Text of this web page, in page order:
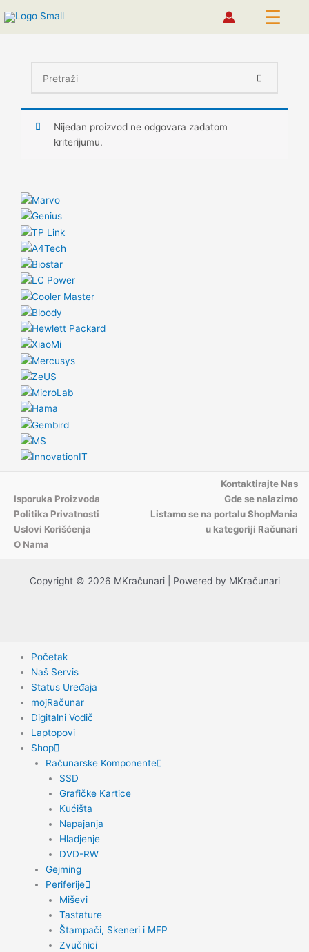
☰
Nijedan proizvod ne odgovara zadatom
kriterijumu.
Isporuka Proizvoda
Politika Privatnosti
Uslovi Korišćenja
O Nama
Kontaktirajte Nas
Gde se nalazimo
Listamo se na portalu ShopMania
u kategoriji Računari
Copyright © 2026 MKračunari | Powered by MKračunari
Početak
Naš Servis
Status Uređaja
mojRačunar
Digitalni Vodič
Laptopovi
Shop
Računarske Komponente
SSD
Grafičke Kartice
Kućišta
Napajanja
Hladjenje
DVD-RW
Gejming
Periferije
Miševi
Tastature
Štampači, Skeneri i MFP
Zvučnici